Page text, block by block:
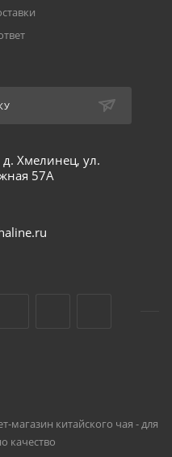
Хмелинец, ул.
57А
магазин китайского чая - для
качество